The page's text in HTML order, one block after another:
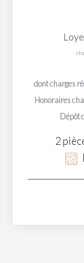
dont charges
Honoraires
Dépôt
2